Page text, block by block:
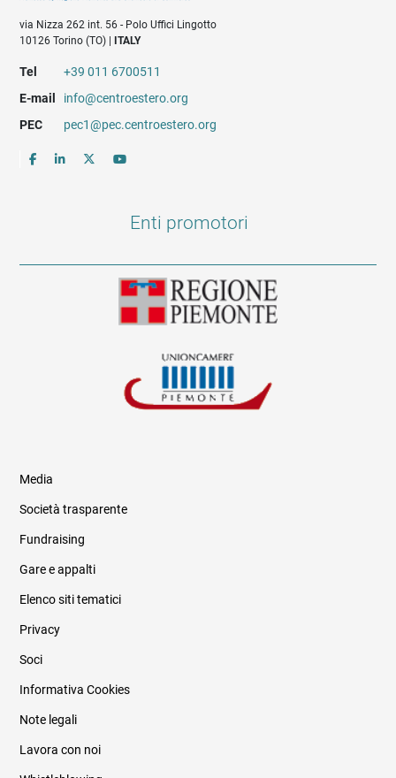
via Nizza 262 int. 56 - Polo Uffici Lingotto
10126 Torino (TO) |
ITALY
Tel
+39 011 6700511
E-mail
info@centroestero.org
PEC
pec1@pec.centroestero.org
Enti promotori
Informazioni legali e trasparenza
Media
Società trasparente
Fundraising
Gare e appalti
Elenco siti tematici
Privacy
Soci
Informativa Cookies
Note legali
Lavora con noi